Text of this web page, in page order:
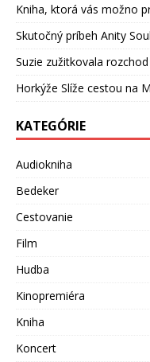
Kniha, ktorá vás možno
Skutočný príbeh Anity Soul
Suzie zužitkovala rozchod
Horkýže Slíže cestou na
KATEGÓRIE
Audiokniha
Bedeker
Cestovanie
Film
Hudba
Kinopremiéra
Kniha
Koncert